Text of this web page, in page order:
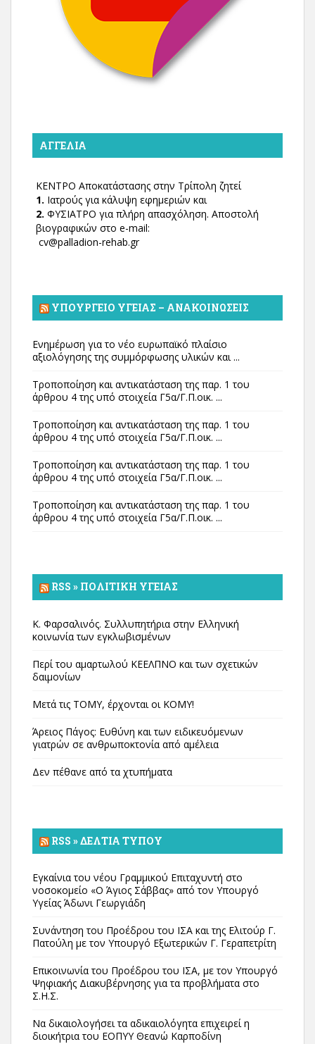
ΑΓΓΕΛΊΑ
ΚΕΝΤΡΟ Αποκατάστασης στην Τρίπολη ζητεί
1. Ιατρούς για κάλυψη εφημεριών και
2. ΦΥΣΙΑΤΡΟ για πλήρη απασχόληση. Αποστολή
βιογραφικών στο e-mail:
cv@palladion-rehab.gr
ΥΠΟΥΡΓΕΊΟ ΥΓΕΊΑΣ – ΑΝΑΚΟΙΝΏΣΕΙΣ
Ενημέρωση για το νέο ευρωπαϊκό πλαίσιο
αξιολόγησης της συμμόρφωσης υλικών και ...
Τροποποίηση και αντικατάσταση της παρ. 1 του
άρθρου 4 της υπό στοιχεία Γ5α/Γ.Π.οικ. ...
Τροποποίηση και αντικατάσταση της παρ. 1 του
άρθρου 4 της υπό στοιχεία Γ5α/Γ.Π.οικ. ...
Τροποποίηση και αντικατάσταση της παρ. 1 του
άρθρου 4 της υπό στοιχεία Γ5α/Γ.Π.οικ. ...
Τροποποίηση και αντικατάσταση της παρ. 1 του
άρθρου 4 της υπό στοιχεία Γ5α/Γ.Π.οικ. ...
RSS » ΠΟΛΙΤΙΚΉ ΥΓΕΊΑΣ
Κ. Φαρσαλινός. Συλλυπητήρια στην Ελληνική
κοινωνία των εγκλωβισμένων
Περί του αμαρτωλού ΚΕΕΛΠΝΟ και των σχετικών
δαιμονίων
Μετά τις ΤΟΜΥ, έρχονται οι ΚΟΜΥ!
Άρειος Πάγος: Ευθύνη και των ειδικευόμενων
γιατρών σε ανθρωποκτονία από αμέλεια
Δεν πέθανε από τα χτυπήματα
RSS » ΔΕΛΤΊΑ ΤΎΠΟΥ
Εγκαίνια του νέου Γραμμικού Επιταχυντή στο
νοσοκομείο «Ο Άγιος Σάββας» από τον Υπουργό
Υγείας Άδωνι Γεωργιάδη
Συνάντηση του Προέδρου του ΙΣΑ και της Ελιτούρ Γ.
Πατούλη με τον Υπουργό Εξωτερικών Γ. Γεραπετρίτη
Επικοινωνία του Προέδρου του ΙΣΑ, με τον Υπουργό
Ψηφιακής Διακυβέρνησης για τα προβλήματα στο
Σ.Η.Σ.
Να δικαιολογήσει τα αδικαιολόγητα επιχειρεί η
διοικήτρια του ΕΟΠΥΥ Θεανώ Καρποδίνη